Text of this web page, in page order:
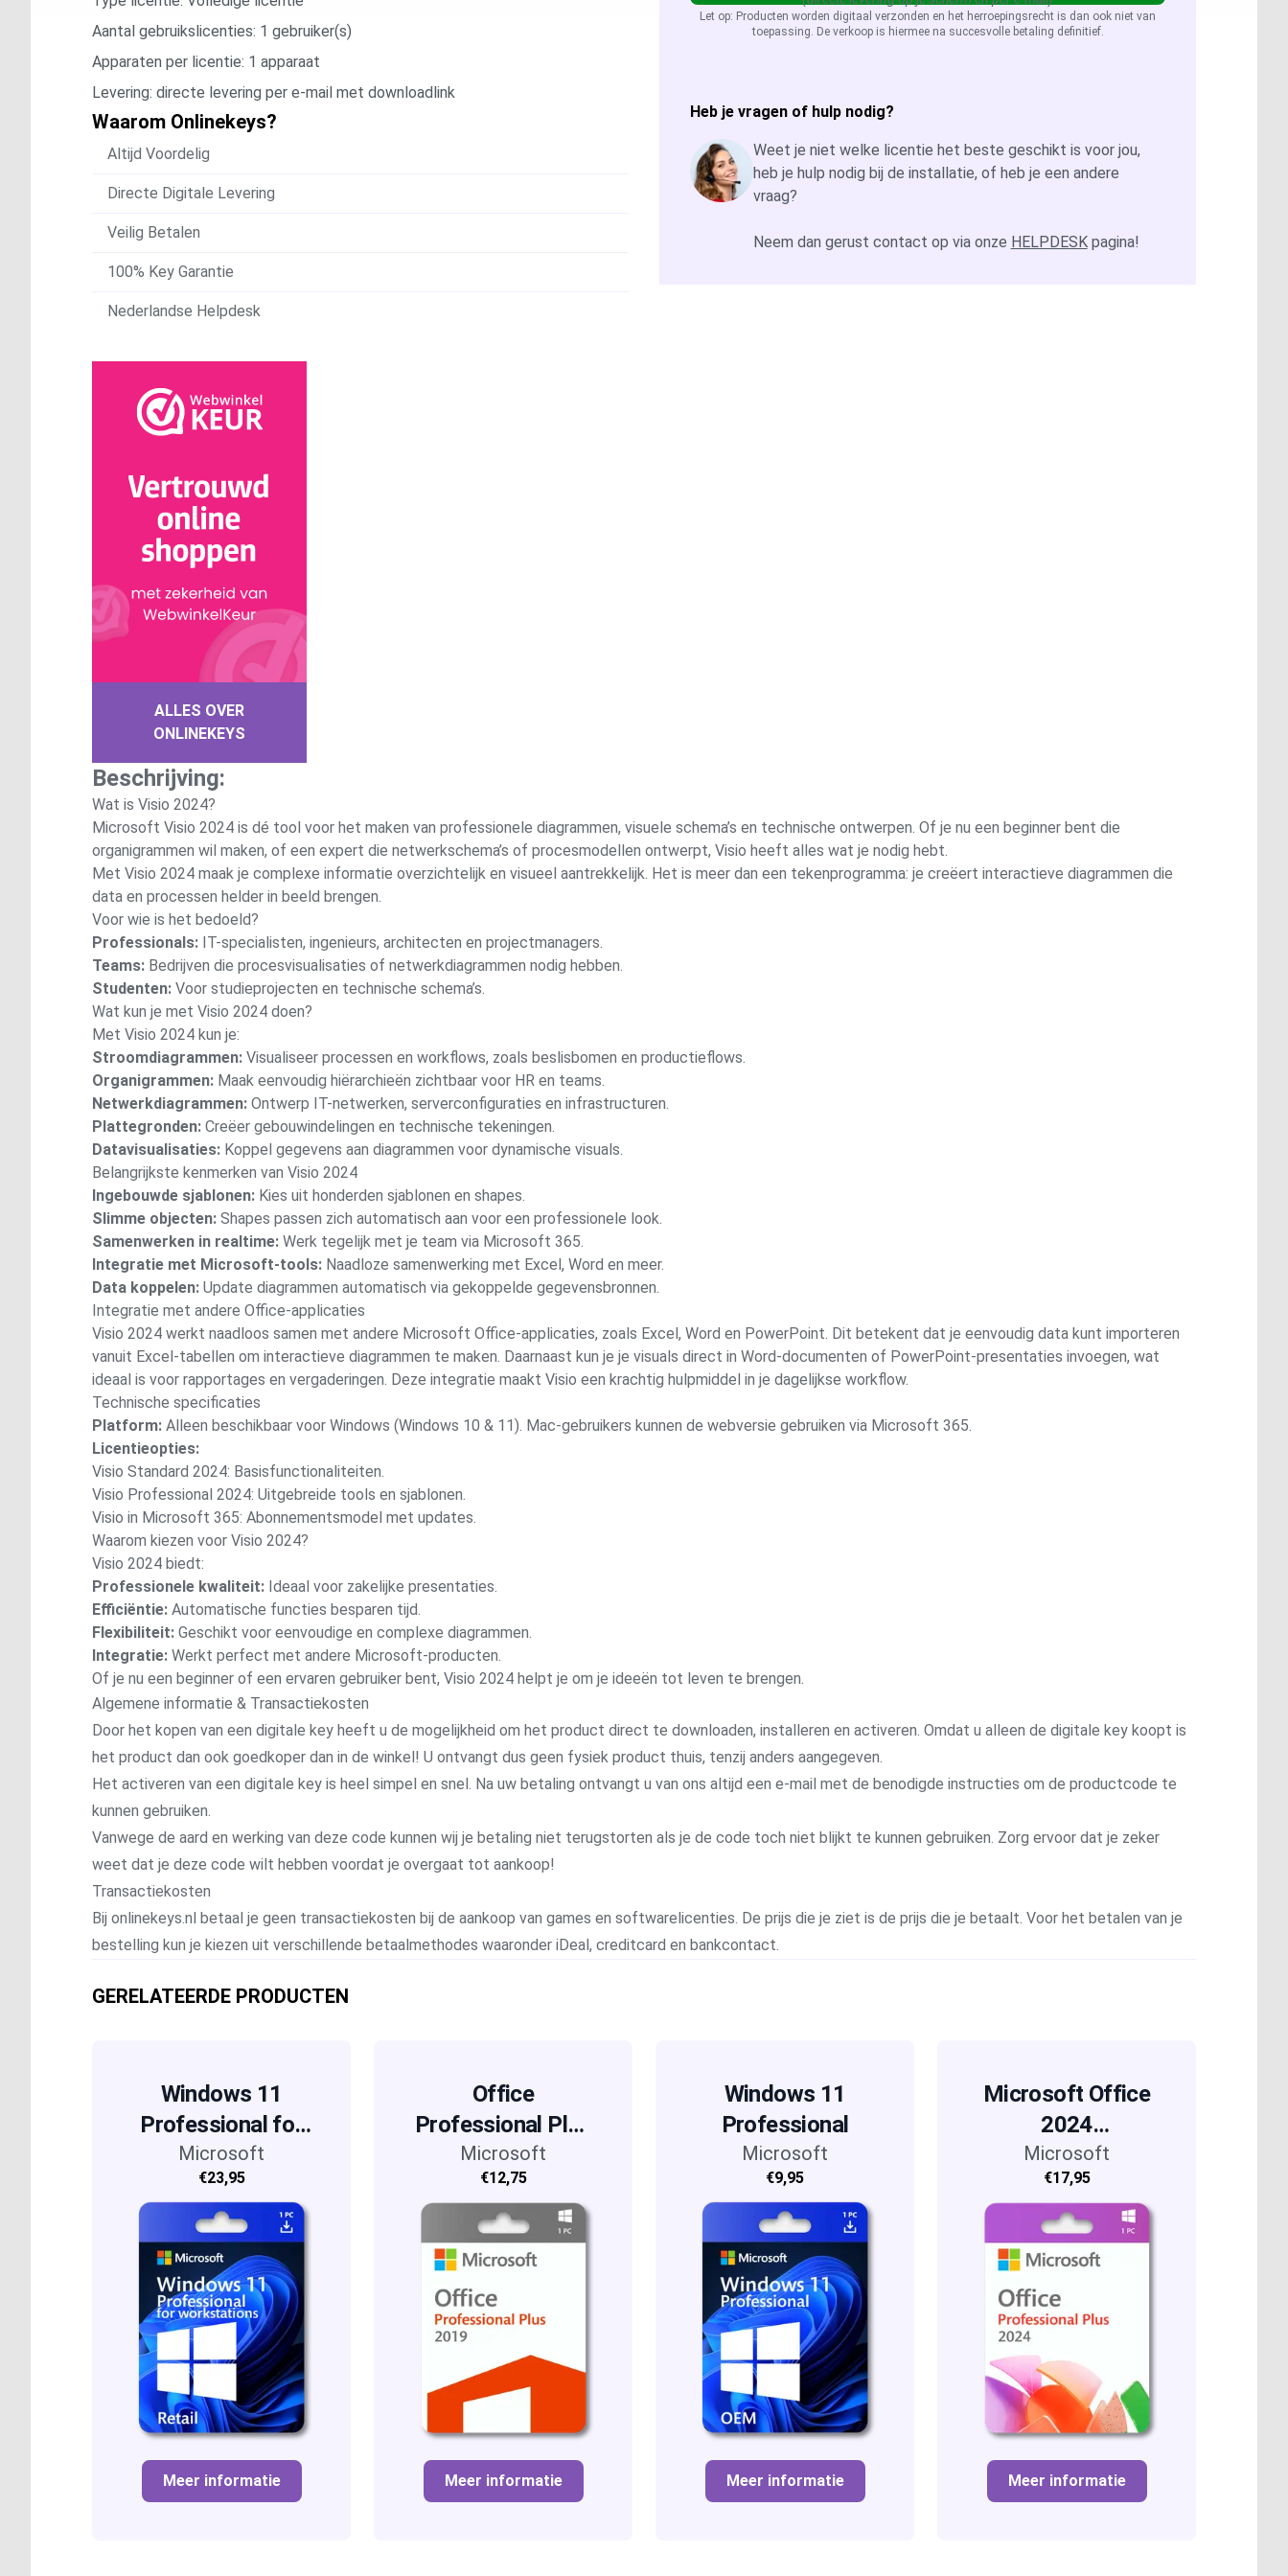
Let op: Producten worden digitaal verzonden en het herroepingsrecht is dan ook niet van
toepassing. De verkoop is hiermee na succesvolle betaling definitief.
Heb je vragen of hulp nodig?
Weet je niet welke licentie het beste geschikt is voor jou,
heb je hulp nodig bij de installatie, of heb je een andere
vraag?
Neem dan gerust contact op via onze HELPDESKpagina!
Aantal gebruikslicenties: 1 gebruiker(s)
Apparaten per licentie: 1 apparaat
Levering: directe levering per e-mail met downloadlink
Waarom Onlinekeys?
Altijd Voordelig
Directe Digitale Levering
Veilig Betalen
100% Key Garantie
Nederlandse Helpdesk
ALLES OVER
ONLINEKEYS
Beschrijving:
Wat is Visio 2024?
Microsoft Visio 2024 is dé tool voor het maken van professionele diagrammen, visuele schema’s en technische ontwerpen. Of je nu een beginner bent die
organigrammen wil maken, of een expert die netwerkschema’s of procesmodellen ontwerpt, Visio heeft alles wat je nodig hebt.
Met Visio 2024 maak je complexe informatie overzichtelijk en visueel aantrekkelijk. Het is meer dan een tekenprogramma: je creëert interactieve diagrammen die
data en processen helder in beeld brengen.
Voor wie is het bedoeld?
Professionals: IT-specialisten, ingenieurs, architecten en projectmanagers.
Teams: Bedrijven die procesvisualisaties of netwerkdiagrammen nodig hebben.
Studenten: Voor studieprojecten en technische schema’s.
Wat kun je met Visio 2024 doen?
Met Visio 2024 kun je:
Stroomdiagrammen: Visualiseer processen en workflows, zoals beslisbomen en productieflows.
Organigrammen: Maak eenvoudig hiërarchieën zichtbaar voor HR en teams.
Netwerkdiagrammen: Ontwerp IT-netwerken, serverconfiguraties en infrastructuren.
Plattegronden: Creëer gebouwindelingen en technische tekeningen.
Datavisualisaties: Koppel gegevens aan diagrammen voor dynamische visuals.
Belangrijkste kenmerken van Visio 2024
Ingebouwde sjablonen: Kies uit honderden sjablonen en shapes.
Slimme objecten: Shapes passen zich automatisch aan voor een professionele look.
Samenwerken in realtime: Werk tegelijk met je team via Microsoft 365.
Integratie met Microsoft-tools: Naadloze samenwerking met Excel, Word en meer.
Data koppelen: Update diagrammen automatisch via gekoppelde gegevensbronnen.
Integratie met andere Office-applicaties
Visio 2024 werkt naadloos samen met andere Microsoft Office-applicaties, zoals Excel, Word en PowerPoint. Dit betekent dat je eenvoudig data kunt importeren
vanuit Excel-tabellen om interactieve diagrammen te maken. Daarnaast kun je je visuals direct in Word-documenten of PowerPoint-presentaties invoegen, wat
ideaal is voor rapportages en vergaderingen. Deze integratie maakt Visio een krachtig hulpmiddel in je dagelijkse workflow.
Technische specificaties
Platform: Alleen beschikbaar voor Windows (Windows 10 & 11). Mac-gebruikers kunnen de webversie gebruiken via Microsoft 365.
Licentieopties:
Visio Standard 2024: Basisfunctionaliteiten.
Visio Professional 2024: Uitgebreide tools en sjablonen.
Visio in Microsoft 365: Abonnementsmodel met updates.
Waarom kiezen voor Visio 2024?
Visio 2024 biedt:
Professionele kwaliteit: Ideaal voor zakelijke presentaties.
Efficiëntie: Automatische functies besparen tijd.
Flexibiliteit: Geschikt voor eenvoudige en complexe diagrammen.
Integratie: Werkt perfect met andere Microsoft-producten.
Of je nu een beginner of een ervaren gebruiker bent, Visio 2024 helpt je om je ideeën tot leven te brengen.
Algemene informatie & Transactiekosten
Door het kopen van een digitale key heeft u de mogelijkheid om het product direct te downloaden, installeren en activeren. Omdat u alleen de digitale key koopt is
het product dan ook goedkoper dan in de winkel! U ontvangt dus geen fysiek product thuis, tenzij anders aangegeven.
Het activeren van een digitale key is heel simpel en snel. Na uw betaling ontvangt u van ons altijd een e-mail met de benodigde instructies om de productcode te
kunnen gebruiken.
Vanwege de aard en werking van deze code kunnen wij je betaling niet terugstorten als je de code toch niet blijkt te kunnen gebruiken. Zorg ervoor dat je zeker
weet dat je deze code wilt hebben voordat je overgaat tot aankoop!
Transactiekosten
Bij onlinekeys.nl betaal je geen transactiekosten bij de aankoop van games en softwarelicenties. De prijs die je ziet is de prijs die je betaalt. Voor het betalen van je
bestelling kun je kiezen uit verschillende betaalmethodes waaronder iDeal, creditcard en bankcontact.
GERELATEERDE PRODUCTEN
Windows 11
Professional for
Workstations
Microsoft
€23,95
Meer informatie
Office
Professional Plus
2019
Microsoft
€12,75
Meer informatie
Windows 11
Professional
Microsoft
€9,95
Meer informatie
Microsoft Office
2024
Professional Plus
Microsoft
€17,95
Meer informatie